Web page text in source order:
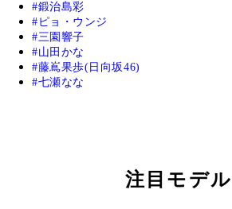
鍛治島彩
ピョ・ウンジ
三園響子
山田かな
藤嶌果歩(日向坂46)
七瀬なな
注目モデル